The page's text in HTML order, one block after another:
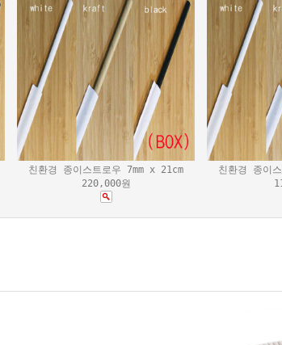
친환경 종이스트로우 7mm x 21cm
220,000원
친환경 종이